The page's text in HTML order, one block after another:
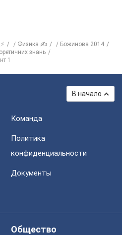
Физика ✍
Божинова 2014
знань
1
В начало
Команда
Политика
конфиденциальности
Документы
Общество